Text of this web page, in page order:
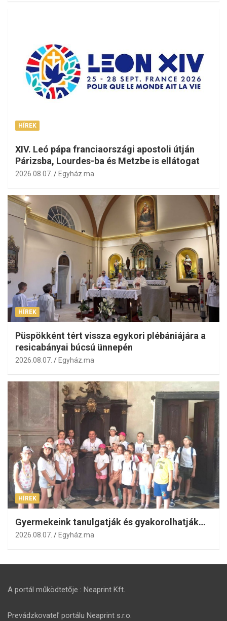
HÍREK
XIV. Leó pápa franciaországi apostoli útján
Párizsba, Lourdes-ba és Metzbe is ellátogat
2026.08.07. Egyház.ma
HÍREK
Püspökként tért vissza egykori plébániájára a
resicabányai búcsú ünnepén
2026.08.07. Egyház.ma
HÍREK
Gyermekeink tanulgatják és gyakorolhatják…
2026.08.07. Egyház.ma
A portál működtetője : Neaprint Kft.
Prevádzkovateľ portálu Neaprint s.r.o.